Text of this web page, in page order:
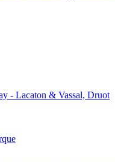
- Lacaton & Vassal, Druot